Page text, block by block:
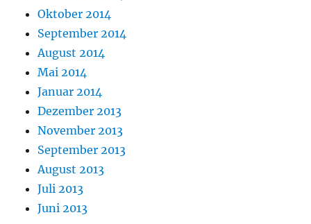
Oktober 2014
September 2014
August 2014
Mai 2014
Januar 2014
Dezember 2013
November 2013
September 2013
August 2013
Juli 2013
Juni 2013